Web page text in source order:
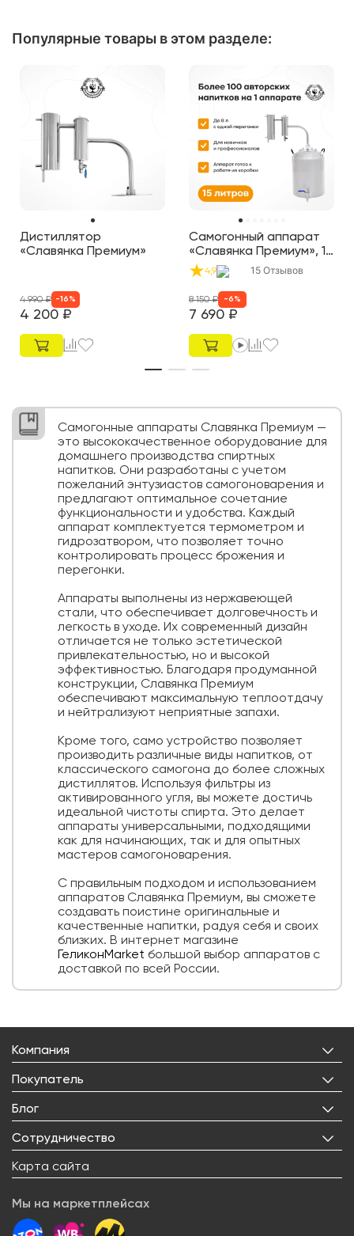
Популярные товары в этом разделе:
Дистиллятор
«Славянка Премиум»
4 200 ₽
4 990₽ -16 %
Самогонный аппарат
«Славянка Премиум», 15
л
4,9 15 Отзывов
7 690 ₽
8 150₽ -6 %
Самогонные аппараты Славянка Премиум —
это высококачественное оборудование для
домашнего производства спиртных
напитков. Они разработаны с учетом
пожеланий энтузиастов самогоноварения и
предлагают оптимальное сочетание
функциональности и удобства. Каждый
аппарат комплектуется термометром и
гидрозатвором, что позволяет точно
контролировать процесс брожения и
перегонки.
Аппараты выполнены из нержавеющей
стали, что обеспечивает долговечность и
легкость в уходе. Их современный дизайн
отличается не только эстетической
привлекательностью, но и высокой
эффективностью. Благодаря продуманной
конструкции, Славянка Премиум
обеспечивают максимальную теплоотдачу
и нейтрализуют неприятные запахи.
Кроме того, само устройство позволяет
производить различные виды напитков, от
классического самогона до более сложных
дистиллятов. Используя фильтры из
активированного угля, вы можете достичь
идеальной чистоты спирта. Это делает
аппараты универсальными, подходящими
как для начинающих, так и для опытных
мастеров самогоноварения.
С правильным подходом и использованием
аппаратов Славянка Премиум, вы сможете
создавать поистине оригинальные и
качественные напитки, радуя себя и своих
близких. В интернет магазине
ГеликонMarket большой выбор аппаратов с
доставкой по всей России.
Компания
О нас
Лицензии
Реквизиты
Правовая информация
Контакты
Покупатель
Личный кабинет
Избранное
Доставка
Возврат товара
Сервисный центр
Блог
Все статьи
О товарах
Сотрудничество
Оптовым покупателям
Арендодателям
Блогерам
Карта сайта
Мы на маркетплейсах